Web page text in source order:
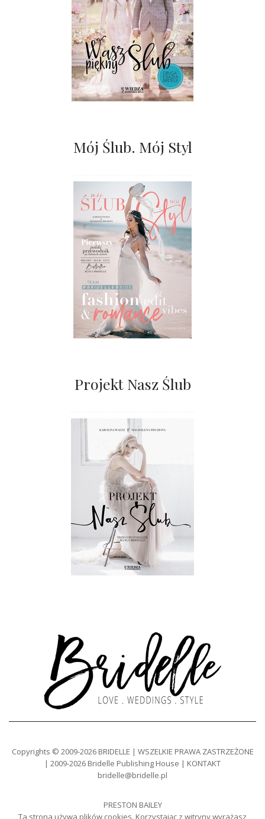
Mój Ślub. Mój Styl
Projekt Nasz Ślub
Copyrights © 2009-2026 BRIDELLE | WSZELKIE PRAWA ZASTRZEŻONE
| 2009-2026 Bridelle Publishing House | KONTAKT
bridelle@bridelle.pl
PRESTON BAILEY
Ta strona używa plików cookies. Korzystając z witryny wyrażasz